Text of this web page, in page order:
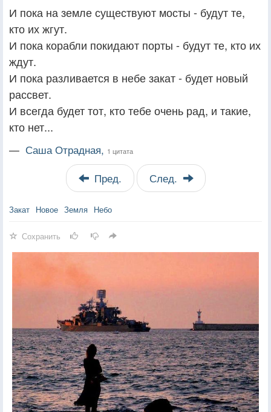
И пока на земле существуют мосты - будут те,
кто их жгут.
И пока корабли покидают порты - будут те, кто их
ждут.
И пока разливается в небе закат - будет новый
рассвет.
И всегда будет тот, кто тебе очень рад, и такие,
кто нет...
— Саша Отрадная, 1 цитата
Пред. След.
Закат Новое Земля Небо
Сохранить